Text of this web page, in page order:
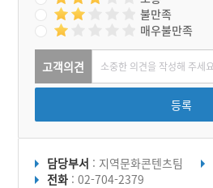
불만족
매우불만족
고객의견
등록
담당부서 : 지역문화콘텐츠팀
전화 : 02-704-2379